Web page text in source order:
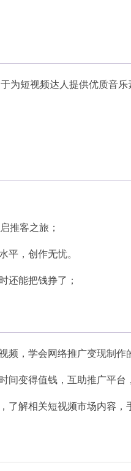
为短视频达人提供优质音
推客之旅；
平，创作无忧。
还能把钱挣了；
频，学会网络推广变现制作
间变得值钱，互助推广平台
了解相关短视频市场内容，